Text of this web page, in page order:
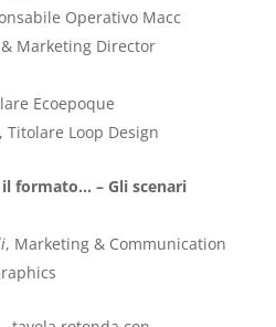
Operativo Macc
Marketing Director
Ecoepoque
Titolare Loop Design
il formato… – Gli scenari
, Marketing & Communication